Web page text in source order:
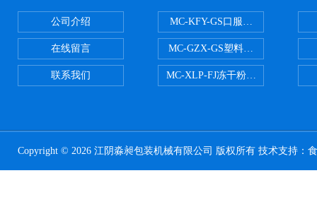
公司介绍
在线留言
联系我们
MC-KFY-GS口服液灌装线
MC-GZX-GS塑料瓶高速跟踪式灌
MC-XLP-FJ冻干粉西林瓶灌装机
Copyright © 2026 江阴淼昶包装机械有限公司 版权所有 技术支持：